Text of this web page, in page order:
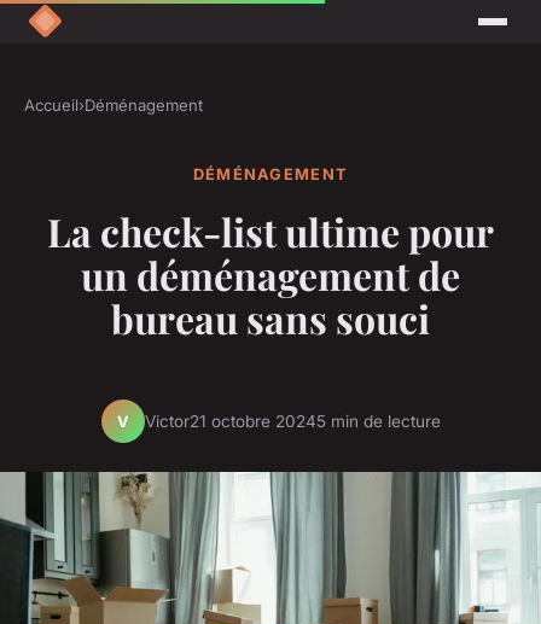
Accueil›Déménagement
DÉMÉNAGEMENT
La check-list ultime pour
un déménagement de
bureau sans souci
V Victor21 octobre 20245 min de lecture